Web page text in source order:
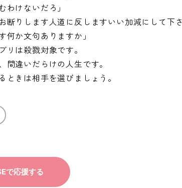
わけないだろ」
断りします人道に反しますいい加減にして
何か文句ありますか」
リは殺戮対象です。
間違いだらけの人生です。
ときは相手を選びましょう。